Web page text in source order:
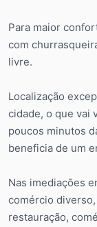
Para maior
com
livre.
Localização
cidade, o que vai
poucos minutos
beneficia de um
Nas imediações
comércio
restauração,